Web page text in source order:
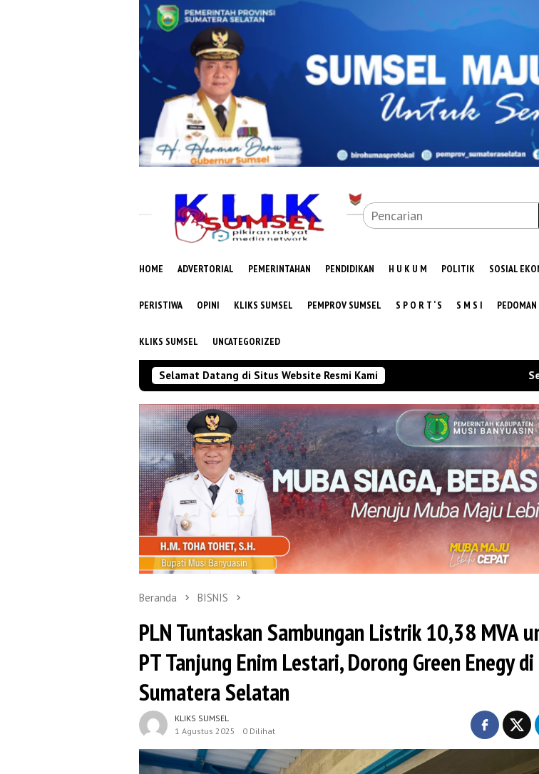
HOME ADVERTORIAL PEMERINTAHAN PENDIDIKAN H U K U M POLITIK SOSIAL
PERISTIWA OPINI KLIKS SUMSEL PEMPROV SUMSEL S P O R T ‘ S S M S I
KLIKS SUMSEL UNCATEGORIZED
Selamat Datang di Situs Website Resmi Kami Selamat
Beranda BISNIS
PLN Tuntaskan Sambungan Listrik 10,38 MVA
PT Tanjung Enim Lestari, Dorong Green Enegy di
Sumatera Selatan
KLIKS SUMSEL
1 Agustus 2025
0 Dilihat